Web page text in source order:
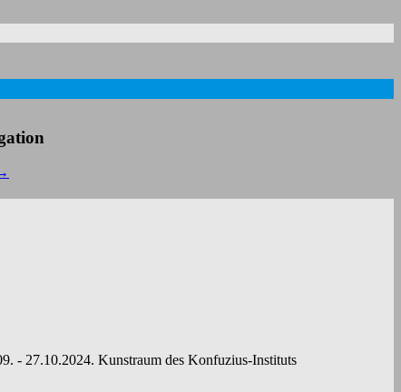
- 27.10.2024. Kunstraum des Konfuzius-Instituts